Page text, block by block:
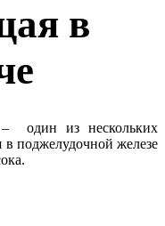
в
один из нескольких
поджелудочной железе